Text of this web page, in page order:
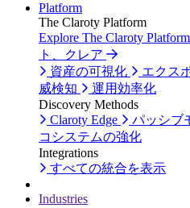
Platform
The Claroty Platform
Explore The Claroty Platform
ト、クレア
資産の可視化
エクス
威検知
運用効率化
Discovery Methods
Claroty Edge
パッシブ
コシステムの強化
Integrations
すべての統合を表示
Industries